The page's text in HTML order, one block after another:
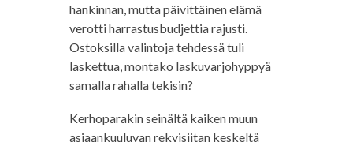
hankinnan, mutta päivittäinen elämä
verotti harrastusbudjettia rajusti.
Ostoksilla valintoja tehdessä tuli
laskettua, montako laskuvarjohyppyä
samalla rahalla tekisin?
Kerhoparakin seinältä kaiken muun
asiaankuuluvan rekvisiitan keskeltä